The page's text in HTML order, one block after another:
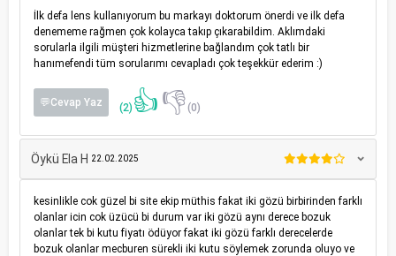
İlk defa lens kullanıyorum bu markayı doktorum önerdi ve ilk defa
denememe rağmen çok kolayca takıp çıkarabildim. Aklımdaki
sorularla ilgili müşteri hizmetlerine bağlandım çok tatlı bir
hanımefendi tüm sorularımı cevapladı çok teşekkür ederim :)
💬Cevap Yaz (2) 👍👎(0)
Öykü Ela H 22.02.2025
kesinlikle cok güzel bi site ekip müthis fakat iki gözü birbirinden farklı
olanlar icin cok üzücü bi durum var iki gözü aynı derece bozuk
olanlar tek bi kutu fiyatı ödüyor fakat iki gözü farklı derecelerde
bozuk olanlar mecburen sürekli iki kutu söylemek zorunda oluyo ve